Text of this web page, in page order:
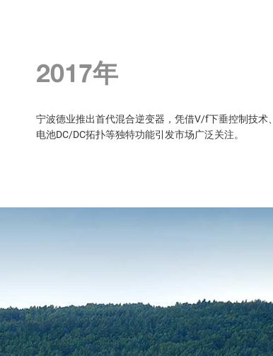
30,000+台
截至2019年底，德业混合逆变器全球发货量超3万台，
位列南非、巴基斯坦市场前三，成为美国市场占有率第